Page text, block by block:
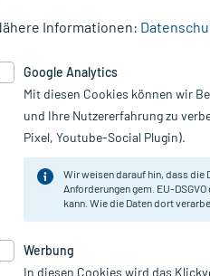
Einzelmittel
Nur für
10 g
sichern
Informationen:
Google Analytics
Mit diesen Cookies können wir
und Ihre Nutzererfahrung zu
Pixel, Youtube-Social Plugin).
Wir weisen darauf hin, dass
Anforderungen gem. EU-
kann. Wie die Daten dort
Werbung
In diesen Cookies wird das